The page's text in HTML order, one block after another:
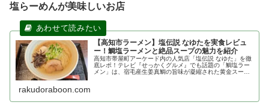
塩らーめんが美味しいお店
【高知市ラーメン】塩伝説 なゆたを実食レビュ
ー！鯛塩ラーメンと絶品スープの魅力を紹介
高知市帯屋町アーケード内の人気店「塩伝説 なゆた」を徹
底レポ！テレビ『せっかくグルメ』でも話題の「鯛塩ラー
メン」は、宿毛産生姜真鯛の旨味が凝縮された黄金スープ
rakudoraboon.com